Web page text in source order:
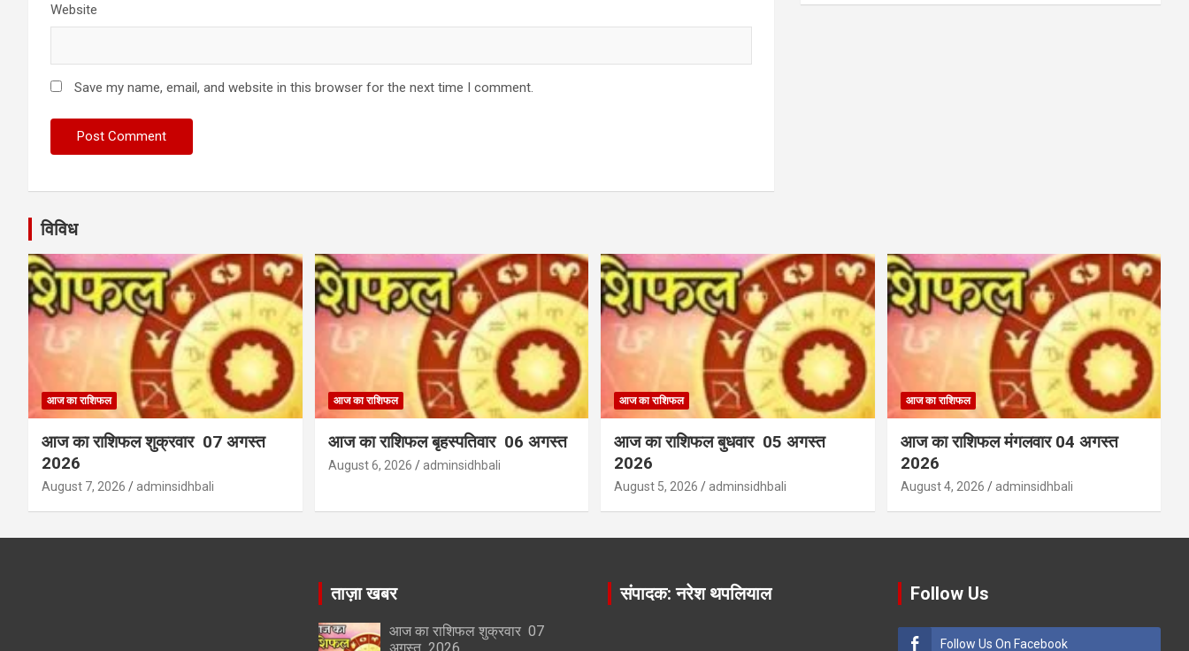
Website
Save my name, email, and website in this browser for the next time I comment.
विविध
आज का राशिफल
आज का राशिफल शुक्रवार 07 अगस्त
2026
August 7, 2026 adminsidhbali
आज का राशिफल
आज का राशिफल बृहस्पतिवार 06 अगस्त
August 6, 2026 adminsidhbali
आज का राशिफल
आज का राशिफल बुधवार 05 अगस्त
2026
August 5, 2026 adminsidhbali
आज का राशिफल
आज का राशिफल मंगलवार 04 अगस्त
2026
August 4, 2026 adminsidhbali
ताज़ा खबर
आज का राशिफल शुक्रवार 07
अगस्त 2026
संपादक: नरेश थपलियाल Follow Us
Follow Us On Facebook